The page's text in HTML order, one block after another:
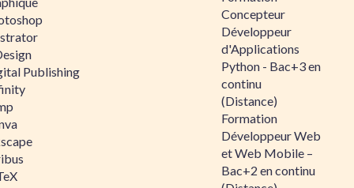
Publishing
Concepteur
Développeur
d'Applications
Python - Bac+3 en
continu
(Distance)
Formation
Développeur Web
et Web Mobile –
Bac+2 en continu